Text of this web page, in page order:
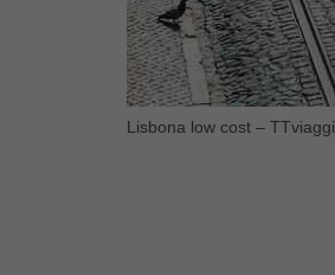
Lisbona low cost – TTviaggi